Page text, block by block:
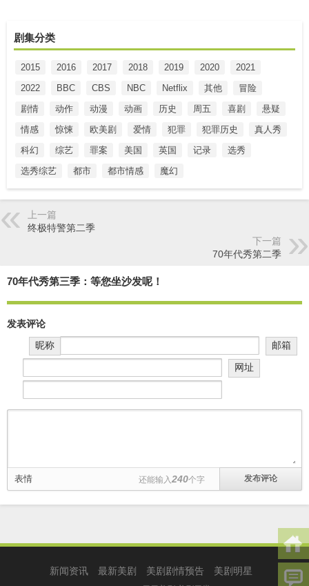
剧集分类
2015 2016 2017 2018 2019 2020
2021
2022
BBC CBS NBC Netflix 其他
冒险
剧情
动作 动漫 动画 历史 周五 喜剧
悬疑
情感
惊悚 欧美剧 爱情 犯罪 犯罪历史
真人秀
科幻
综艺 罪案 美国 英国 记录
选秀
选秀综艺
都市 都市情感 魔幻
上一篇
终极特警第二季
下一篇
70年代秀第二季
70年代秀第三季：等您坐沙发呢！
发表评论
昵称
邮箱
网址
表情 还能输入 240个字
新闻资讯 最新美剧 美剧剧情预告 美剧明星